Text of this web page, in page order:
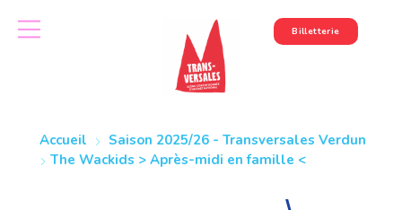
Billetterie
Accueil
Saison 2025/26 - Transversales Verdun
The Wackids > Après-midi en famille <